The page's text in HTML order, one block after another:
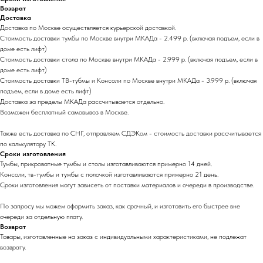
Возврат
Доставка
Доставка по Москве осуществляется курьерской доставкой.
Стоимость доставки тумбы по Москве внутри МКАДа - 2.499 р. (включая подъем, если в
доме есть лифт)
Стоимость доставки стола по Москве внутри МКАДа - 2.999 р. (включая подъем, если в
доме есть лифт)
Стоимость доставки ТВ-тубмы и Консоли по Москве внутри МКАДа - 3.999 р. (включая
подъем, если в доме есть лифт)
Доставка за пределы МКАДа раcсчитывается отдельно.
Возможен бесплатный самовывоз в Москве.
Также есть доставка по СНГ, отправляем СДЭКом - стоимость доставки рассчитывается
по калькулятору ТК.
Сроки изготовления
Тумбы, прикроватные тумбы и столы изготавливаются примерно 14 дней.
Консоли, тв-тумбы и тумбы с полочкой изготавливаются примерно 21 день.
Сроки изготовления могут зависеть от поставки материалов и очереди в производстве.
По запросу мы можем оформить заказ, как срочный, и изготовить его быстрее вне
очереди за отдельную плату.
Возврат
Товары, изготовленные на заказ с индивидуальными характеристиками, не подлежат
возврату.